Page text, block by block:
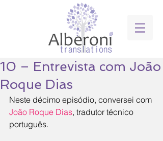
10 – Entrevista com João
Roque Dias
Neste décimo episódio, conversei com
João Roque Dias, tradutor técnico
português.